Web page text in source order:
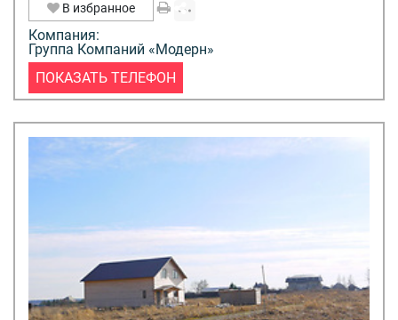
В избранное
Компания:
Группа Компаний «Модерн»
ПОКАЗАТЬ ТЕЛЕФОН